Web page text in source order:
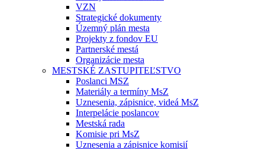
VZN
Strategické dokumenty
Územný plán mesta
Projekty z fondov EU
Partnerské mestá
Organizácie mesta
MESTSKÉ ZASTUPITEĽSTVO
Poslanci MSZ
Materiály a termíny MsZ
Uznesenia, zápisnice, videá MsZ
Interpelácie poslancov
Mestská rada
Komisie pri MsZ
Uznesenia a zápisnice komisií